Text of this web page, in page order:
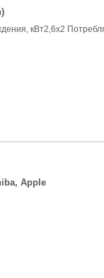
кВт2,6x2
Apple